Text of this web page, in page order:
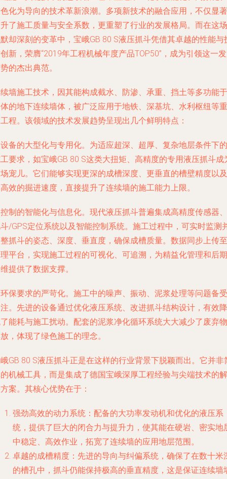
化为导向的技术革新浪潮。多项新技术的融合应用，不仅显著
了施工质量与安全系数，更重塑了行业的发展格局。而在这场
却深刻的变革中，宝峨GB 80 S液压抓斗凭借其卓越的性能与
新，荣膺“2019年工程机械年度产品TOP50”，成为引领这一
的杰出典范。
墙施工技术，因其能构成截水、防渗、承重、挡土等多功能于
的地下连续墙体，被广泛应用于地铁、深基坑、水利枢纽等重
程。该领域的技术发展趋势呈现出几个鲜明特点：
备的大型化与专用化。为适应超深、超厚、复杂地层条件下的
要求，如宝峨GB 80 S这类大扭矩、高精度的专用液压抓斗成
宠儿。它们能够实现更深的成槽深度、更垂直的槽壁精度以及
效的掘进速度，直接提升了连续墙的施工能力上限。
制的智能化与信息化。现代液压抓斗普遍集成高精度传感器、
/GPS定位系统以及智能控制系统。施工过程中，可实时监测
抓斗的姿态、深度、垂直度，确保成槽质量。数据同步上传至
平台，实现施工过程的可视化、可追溯，为精益化管理和后期
提供了数据支撑。
保要求的严苛化。施工中的噪声、振动、泥浆处理等问题备受
。先进的设备通过优化液压系统、改进抓斗结构设计，有效降
能耗与施工扰动。配套的泥浆净化循环系统大大减少了废弃物
，体现了绿色施工的理念。
GB 80 S液压抓斗正是在这样的行业背景下脱颖而出。它并非
机械工具，而是集成了德国宝峨深厚工程经验与尖端技术的解
案。其核心优势在于：
强劲高效的动力系统 ：配备的大功率发动机和优化的液压系
统，提供了巨大的闭合力与提升力，使其能在硬岩、密实地
中稳定、高效作业，拓宽了连续墙的应用地层范围。
卓越的成槽精度 ：先进的导向与纠偏系统，确保了在数十米
的槽孔中，抓斗仍能保持极高的垂直精度，这是保证连续墙